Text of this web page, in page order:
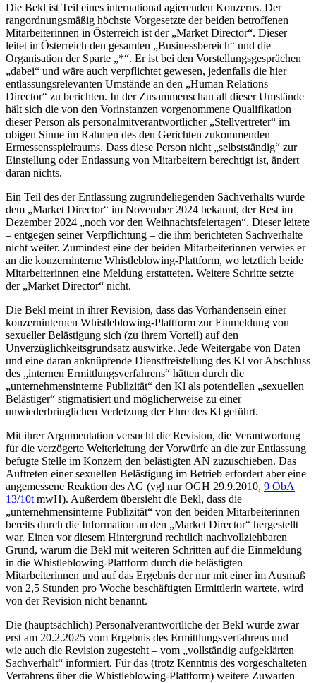
Die Bekl ist Teil eines international agierenden Konzerns. Der
rangordnungsmäßig höchste Vorgesetzte der beiden betroffenen
Mitarbeiterinnen in Österreich ist der „Market Director“. Dieser
leitet in Österreich den gesamten „Businessbereich“ und die
Organisation der Sparte „*“. Er ist bei den Vorstellungsgesprächen
„dabei“ und wäre auch verpflichtet gewesen, jedenfalls die hier
entlassungsrelevanten Umstände an den „Human Relations
Director“ zu berichten. In der Zusammenschau all dieser Umstände
hält sich die von den Vorinstanzen vorgenommene Qualifikation
dieser Person als personalmitverantwortlicher „Stellvertreter“ im
obigen Sinne im Rahmen des den Gerichten zukommenden
Ermessensspielraums. Dass diese Person nicht „selbstständig“ zur
Einstellung oder Entlassung von Mitarbeitern berechtigt ist, ändert
daran nichts.
Ein Teil des der Entlassung zugrundeliegenden Sachverhalts wurde
dem „Market Director“ im November 2024 bekannt, der Rest im
Dezember 2024 „noch vor den Weihnachtsfeiertagen“. Dieser leitete
– entgegen seiner Verpflichtung – die ihm berichteten Sachverhalte
nicht weiter. Zumindest eine der beiden Mitarbeiterinnen verwies er
an die konzerninterne Whistleblowing-Plattform, wo letztlich beide
Mitarbeiterinnen eine Meldung erstatteten. Weitere Schritte setzte
der „Market Director“ nicht.
Die Bekl meint in ihrer Revision, dass das Vorhandensein einer
konzerninternen Whistleblowing-Plattform zur Einmeldung von
sexueller Belästigung sich (zu ihrem Vorteil) auf den
Unverzüglichkeitsgrundsatz auswirke. Jede Weitergabe von Daten
und eine daran anknüpfende Dienstfreistellung des Kl vor Abschluss
des „internen Ermittlungsverfahrens“ hätten durch die
„unternehmensinterne Publizität“ den Kl als potentiellen „sexuellen
Belästiger“ stigmatisiert und möglicherweise zu einer
unwiederbringlichen Verletzung der Ehre des Kl geführt.
Mit ihrer Argumentation versucht die Revision, die Verantwortung
für die verzögerte Weiterleitung der Vorwürfe an die zur Entlassung
befugte Stelle im Konzern den belästigten AN zuzuschieben. Das
Auftreten einer sexuellen Belästigung im Betrieb erfordert aber eine
angemessene Reaktion des AG (vgl nurOGH 29.9.2010, 9 ObA
13/10t mwH). Außerdem übersieht die Bekl, dass die
„unternehmensinterne Publizität“ von den beiden Mitarbeiterinnen
bereits durch die Information an den „Market Director“ hergestellt
war. Einen vor diesem Hintergrund rechtlich nachvollziehbaren
Grund, warum die Bekl mit weiteren Schritten auf die Einmeldung
in die Whistleblowing-Plattform durch die belästigten
Mitarbeiterinnen und auf das Ergebnis der nur mit einer im Ausmaß
von 2,5 Stunden pro Woche beschäftigten Ermittlerin wartete, wird
von der Revision nicht benannt.
Die (hauptsächlich) Personalverantwortliche der Bekl wurde zwar
erst am 20.2.2025 vom Ergebnis des Ermittlungsverfahrens und –
wie auch die Revision zugesteht – vom „vollständig aufgeklärten
Sachverhalt“ informiert. Für das (trotz Kenntnis des vorgeschalteten
Verfahrens über die Whistleblowing-Plattform) weitere Zuwarten